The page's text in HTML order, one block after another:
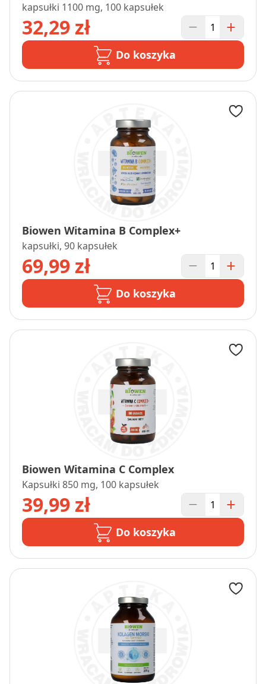
kapsułki 1100 mg, 100 kapsułek
32,29 zł
Do koszyka
Biowen Witamina B Complex+
kapsułki, 90 kapsułek
69,99 zł
Do koszyka
Biowen Witamina C Complex
Kapsułki 850 mg, 100 kapsułek
39,99 zł
Do koszyka